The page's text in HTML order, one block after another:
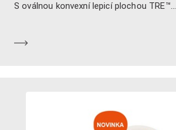
S oválnou konvexní lepicí plochou TRE™...